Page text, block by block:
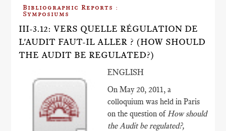
Bibliographic Reports :
Symposiums
III-3.12: VERS QUELLE RÉGULATION DE
L'AUDIT FAUT-IL ALLER ? (HOW SHOULD
THE AUDIT BE REGULATED?)
ENGLISH
On May 20, 2011, a
colloquium was held in Paris
on the question ofHow should
the Audit be regulated?,